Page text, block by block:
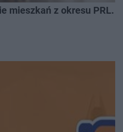
mieszkań z okresu PRL.